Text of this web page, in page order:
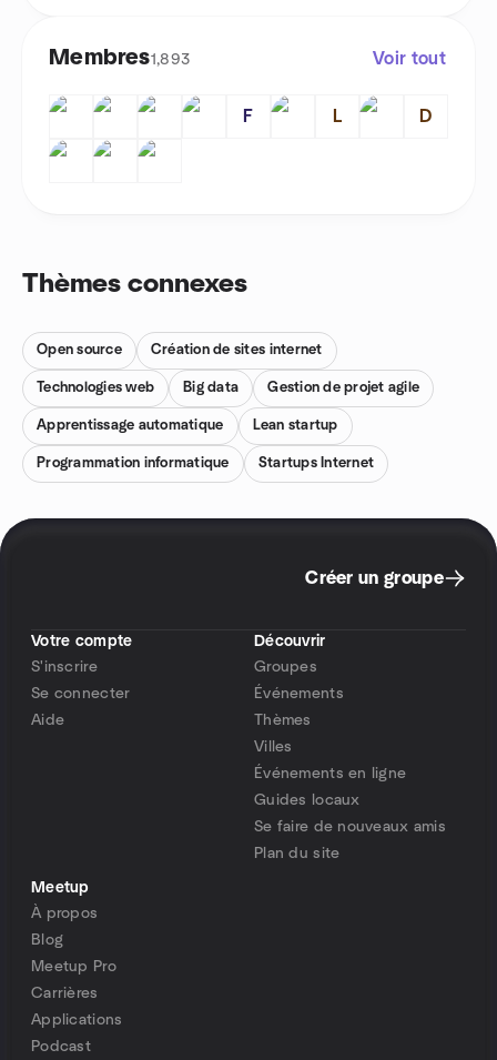
Membres1,893 Voir tout
F L D
Thèmes connexes
Open source Création de sites internet
Technologies web Big data Gestion de projet agile
Apprentissage automatique Lean startup
Programmation informatique Startups Internet
Créer un groupe
Votre compte
S'inscrire
Se connecter
Aide
Découvrir
Groupes
Événements
Thèmes
Villes
Événements en ligne
Guides locaux
Se faire de nouveaux amis
Plan du site
Meetup
À propos
Blog
Meetup Pro
Carrières
Applications
Podcast